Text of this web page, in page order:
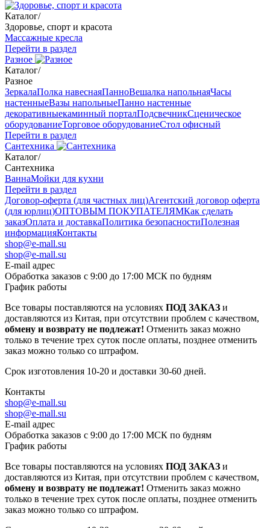
Каталог/
Здоровье, спорт и красота
Массажные кресла
Перейти в раздел
Разное
Каталог/
Разное
ЗеркалаПолка навеснаяПанноВешалка напольнаяЧасы
настенныеВазы напольныеПанно настенные
декоративныекаминный порталПодсвечникСценическое
оборудованиеТорговое оборудованиеСтол офисный
Перейти в раздел
Сантехника
Каталог/
Сантехника
ВаннаМойки для кухни
Перейти в раздел
Договор-оферта (для частных лиц)Агентский договор оферта
(для юрлиц)ОПТОВЫМ ПОКУПАТЕЛЯМКак сделать
заказОплата и доставкаПолитика безопасностиПолезная
информацияКонтакты
shop@e-mall.su
shop@e-mall.su
E-mail адрес
Обработка заказов с 9:00 до 17:00 МСК по будням
График работы
Все товары поставляются на условиях ПОД ЗАКАЗ и
доставляются из Китая, при отсутствии проблем с качеством,
обмену и возврату не подлежат! Отменить заказ можно
только в течение трех суток после оплаты, позднее отменить
заказ можно только со штрафом.
Срок изготовления 10-20 и доставки 30-60 дней.
Контакты
shop@e-mall.su
shop@e-mall.su
E-mail адрес
Обработка заказов с 9:00 до 17:00 МСК по будням
График работы
Все товары поставляются на условиях ПОД ЗАКАЗ и
доставляются из Китая, при отсутствии проблем с качеством,
обмену и возврату не подлежат! Отменить заказ можно
только в течение трех суток после оплаты, позднее отменить
заказ можно только со штрафом.